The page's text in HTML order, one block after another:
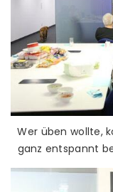
Wer üben wollte,
ganz entspannt